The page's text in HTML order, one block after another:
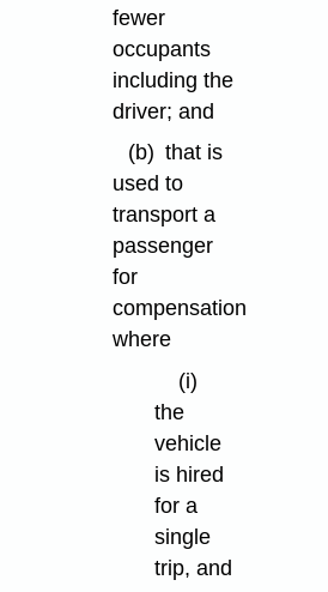
fewer
occupants
including the
driver; and
(b) that is
used to
transport a
passenger
for
compensation
where
(i)
the
vehicle
is hired
for a
single
trip, and